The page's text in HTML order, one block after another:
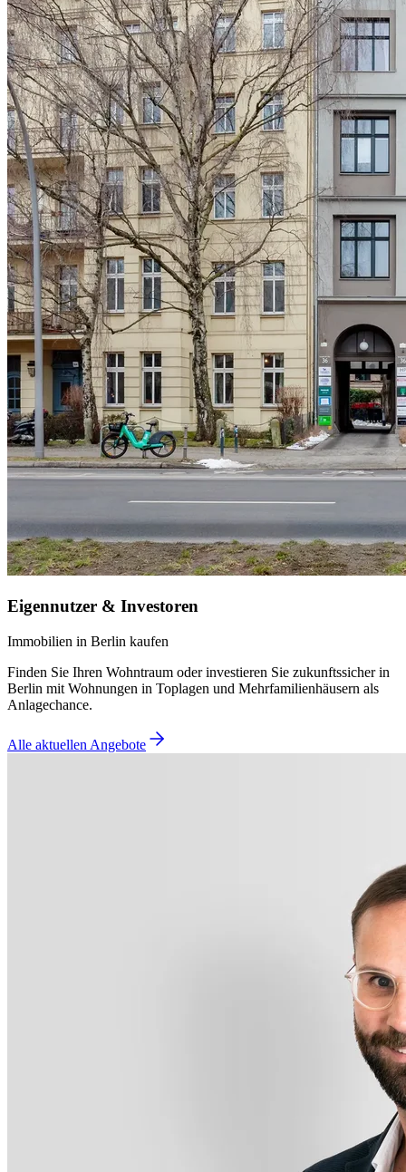
Eigennutzer & Investoren
Immobilien in Berlin kaufen
Finden Sie Ihren Wohntraum oder investieren Sie zukunftssicher in
Berlin mit Wohnungen in Toplagen und Mehrfamilienhäusern als
Anlagechance.
Alle aktuellen Angebote